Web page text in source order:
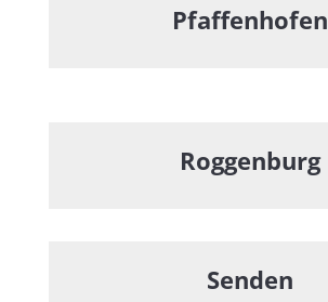
Pfaffenhofen
Roggenburg
Senden